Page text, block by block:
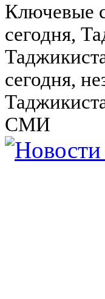
Ключевые
сегодня,
сегодня,
СМИ